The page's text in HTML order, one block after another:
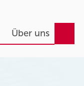
Über uns